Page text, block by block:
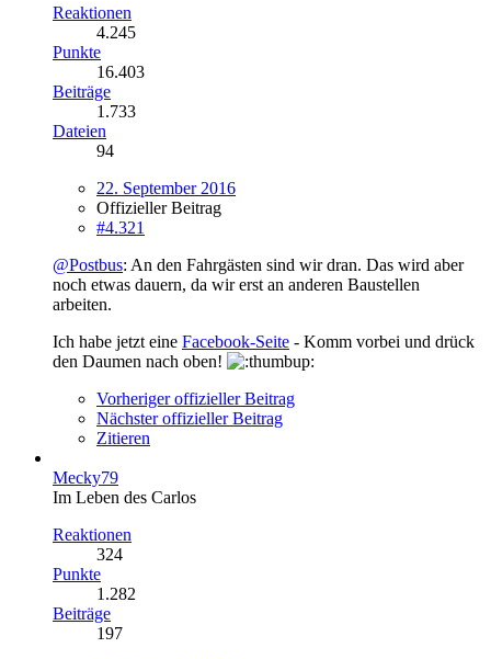
Reaktionen
4.245
Punkte
16.403
Beiträge
1.733
Dateien
94
22. September 2016
Offizieller Beitrag
#4.321
@Postbus: An den Fahrgästen sind wir dran. Das wird aber
noch etwas dauern, da wir erst an anderen Baustellen
arbeiten.
Ich habe jetzt eine Facebook-Seite - Komm vorbei und drück
den Daumen nach oben!
Vorheriger offizieller Beitrag
Nächster offizieller Beitrag
Zitieren
Mecky79
Im Leben des Carlos
Reaktionen
324
Punkte
1.282
Beiträge
197